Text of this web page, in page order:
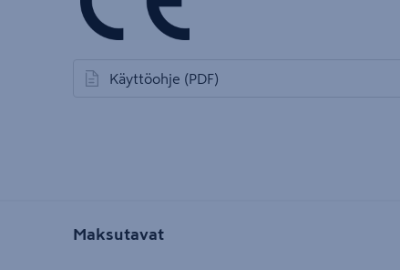
Käyttöohje (PDF)
avautuu uuteen välilehteen
Maksutavat